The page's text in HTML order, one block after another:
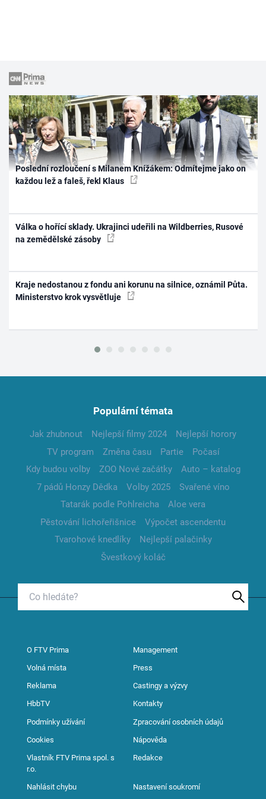
Poslední rozloučení s Milanem Knížákem: Odmítejme jako on
každou lež a faleš, řekl Klaus
Válka o hořící sklady. Ukrajinci udeřili na Wildberries, Rusové
na zemědělské zásoby
Kraje nedostanou z fondu ani korunu na silnice, oznámil Půta.
Ministerstvo krok vysvětluje
Populární témata
Jak zhubnout Nejlepší filmy 2024
Nejlepší horory
TV program
Změna času Partie
Počasí
Kdy budou volby
ZOO Nové začátky
Auto – katalog
7 pádů Honzy Dědka
Volby 2025
Svařené víno
Tatarák podle Pohlreicha
Aloe vera
Pěstování lichořeřišnice
Výpočet ascendentu
Tvarohové knedlíky
Nejlepší palačinky
Švestkový koláč
O FTV Prima Management
Volná místa Press
Reklama Castingy a výzvy
HbbTV Kontakty
Podmínky užívání Zpracování osobních údajů
Cookies Nápověda
Vlastník FTV Prima spol. s
r.o.
Redakce
Nahlásit chybu Nastavení soukromí